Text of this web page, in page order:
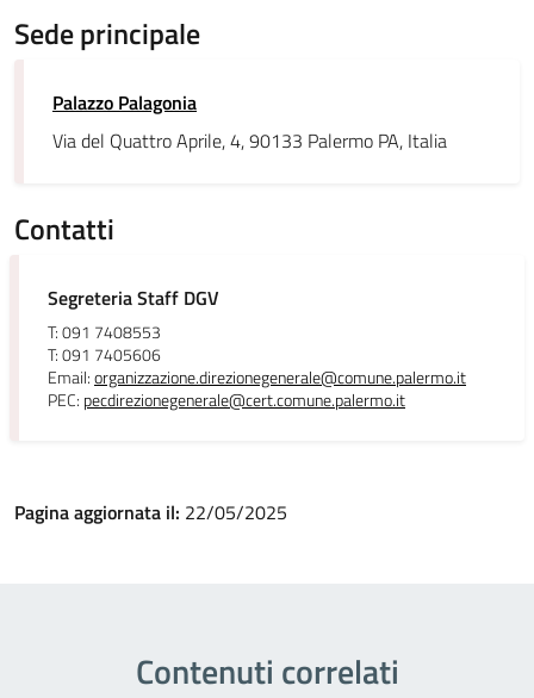
Sede principale
Palazzo Palagonia
Via del Quattro Aprile, 4, 90133 Palermo PA, Italia
Contatti
Segreteria Staff DGV
T: 091 7408553
T: 091 7405606
Email:organizzazione.direzionegenerale@comune.palermo.it
PEC: pecdirezionegenerale@cert.comune.palermo.it
Pagina aggiornata il: 22/05/2025
Contenuti correlati